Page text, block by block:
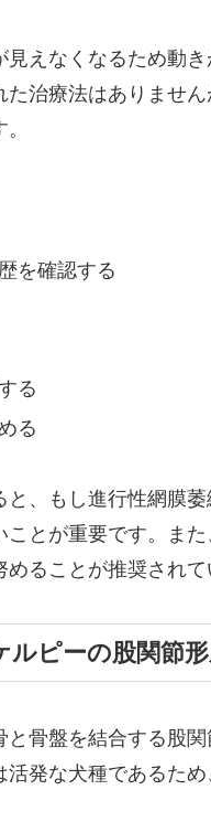
えなくなるため動
治療法はありませ
を確認する
る
る
、もし進行性網膜
とが重要です。ま
ることが推奨されて
ピーの股関節
と骨盤を結合する股
発な犬種であるた